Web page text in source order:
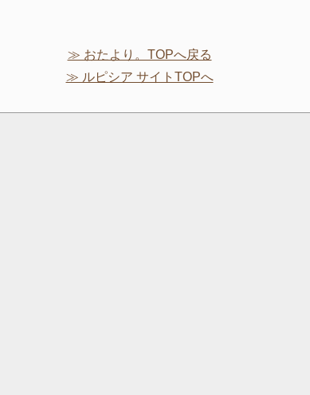
≫ おたより。TOPへ戻る
≫ ルピシア サイトTOPへ